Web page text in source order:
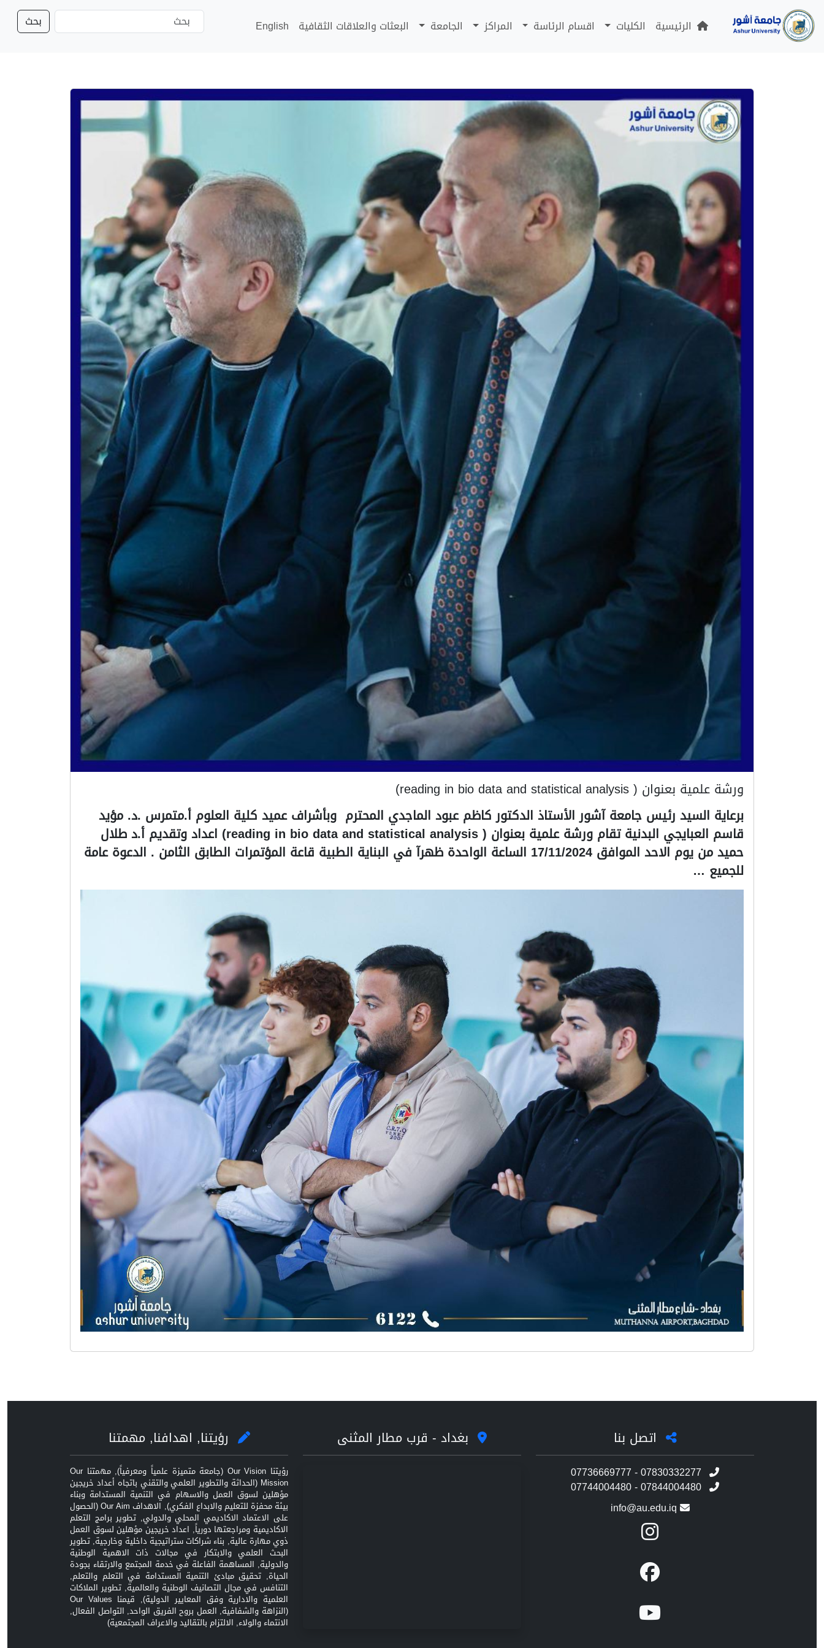
الرئيسية الكليات اقسام الرئاسة المراكز الجامعة البعثات والعلاقات الثقافية English بحث
ورشة علمية بعنوان ( reading in bio data and statistical analysis)
برعاية السيد رئيس جامعة آشور الأستاذ الدكتور كاظم عبود الماجدي المحترم وبأشراف عميد كلية العلوم أ.متمرس .د. مؤيد
قاسم العبايجي البدنية تقام ورشة علمية بعنوان ( reading in bio data and statistical analysis) اعداد وتقديم أ.د طلال
حميد من يوم الاحد الموافق 17/11/2024 الساعة الواحدة ظهرآ في البناية الطبية قاعة المؤتمرات الطابق الثامن . الدعوة عامة
للجميع …
اتصل بنا
07736669777 - 07830332277
07744004480 - 07844004480
info@au.edu.iq
بغداد - قرب مطار المثنى رؤيتنا, اهدافنا, مهمتنا
رؤيتنا Our Vision (جامعة متميزة علمياً ومعرفياً), مهمتنا Our
Mission (الحداثة والتطوير العلمي والتقني باتجاه أعداد خريجين
مؤهلين لسوق العمل والاسهام في التنمية المستدامة وبناء
بيئة محفزة للتعليم والابداع الفكري), الاهداف Our Aim (الحصول
على الاعتماد الاكاديمي المحلي والدولي, تطوير برامج التعلم
الاكاديمية ومراجعتها دورياً, اعداد خريجين مؤهلين لسوق العمل
ذوي مهارة عالية, بناء شراكات ستراتيجية داخلية وخارجية, تطوير
البحث العلمي والابتكار في مجالات ذات الاهمية الوطنية
والدولية, المساهمة الفاعلة في خدمة المجتمع والارتقاء بجودة
الحياة, تحقيق مبادئ التنمية المستدامة في التعلم والتعلم,
التنافس في مجال التصانيف الوطنية والعالمية, تطوير الملاكات
العلمية والادارية وفق المعايير الدولية), قيمنا Our Values
(النزاهة والشفافية, العمل بروح الفريق الواحد, التواصل الفعال,
الانتماء والولاء, الالتزام بالتقاليد والاعراف المجتمعية)